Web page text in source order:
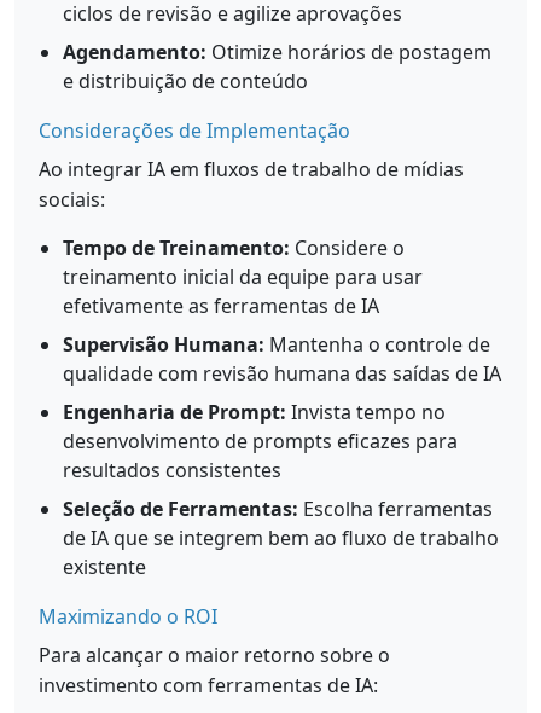
ciclos de revisão e agilize aprovações
Agendamento: Otimize horários de postagem
e distribuição de conteúdo
Considerações de Implementação
Ao integrar IA em fluxos de trabalho de mídias
sociais:
Tempo de Treinamento: Considere o
treinamento inicial da equipe para usar
efetivamente as ferramentas de IA
Supervisão Humana: Mantenha o controle de
qualidade com revisão humana das saídas de IA
Engenharia de Prompt: Invista tempo no
desenvolvimento de prompts eficazes para
resultados consistentes
Seleção de Ferramentas: Escolha ferramentas
de IA que se integrem bem ao fluxo de trabalho
existente
Maximizando o ROI
Para alcançar o maior retorno sobre o
investimento com ferramentas de IA: